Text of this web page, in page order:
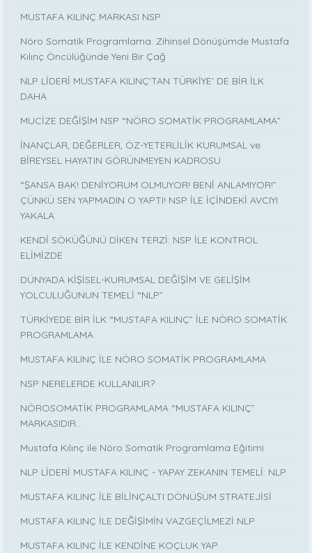
MUSTAFA KILINÇ MARKASI NSP
Nöro Somatik Programlama: Zihinsel Dönüşümde Mustafa
Kılınç Öncülüğünde Yeni Bir Çağ
NLP LİDERİ MUSTAFA KILINÇ'TAN TÜRKİYE' DE BİR İLK
DAHA
MUCİZE DEĞİŞİM NSP “NÖRO SOMATİK PROGRAMLAMA”
İNANÇLAR, DEĞERLER, ÖZ-YETERLİLİK KURUMSAL ve
BİREYSEL HAYATIN GÖRÜNMEYEN KADROSU
“ŞANSA BAK! DENİYORUM OLMUYOR! BENİ ANLAMIYOR!”
ÇÜNKÜ SEN YAPMADIN O YAPTI! NSP İLE İÇİNDEKİ AVCIYI
YAKALA
KENDİ SÖKÜĞÜNÜ DİKEN TERZİ: NSP İLE KONTROL
ELİMİZDE
DÜNYADA KİŞİSEL-KURUMSAL DEĞİŞİM VE GELİŞİM
YOLCULUĞUNUN TEMELİ “NLP”
TÜRKİYEDE BİR İLK “MUSTAFA KILINÇ” İLE NÖRO SOMATİK
PROGRAMLAMA
MUSTAFA KILINÇ İLE NÖRO SOMATİK PROGRAMLAMA
NSP NERELERDE KULLANILIR?
NÖROSOMATİK PROGRAMLAMA “MUSTAFA KILINÇ”
MARKASIDIR…
Mustafa Kılınç ile Nöro Somatik Programlama Eğitimi
NLP LİDERİ MUSTAFA KILINÇ - YAPAY ZEKANIN TEMELİ: NLP
MUSTAFA KILINÇ İLE BİLİNÇALTI DÖNÜŞÜM STRATEJİSİ
MUSTAFA KILINÇ İLE DEĞİŞİMİN VAZGEÇİLMEZİ NLP
MUSTAFA KILINÇ İLE KENDİNE KOÇLUK YAP